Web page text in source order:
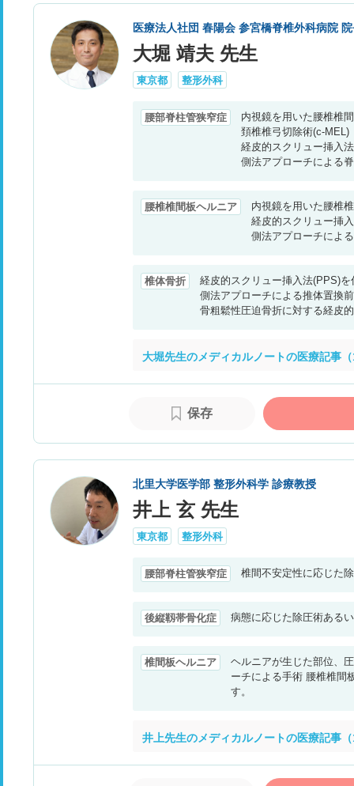
医療法人社団 春陽会 参宮橋脊椎外科病院
大堀 靖夫 先生
東京都 整形外科
腰部脊柱管狭窄症
内視鏡を用いた腰椎椎
頚椎椎弓切除術(c-MEL)
経皮的スクリュー挿入
側法アプローチによる
腰椎椎間板ヘルニア
内視鏡を用いた腰椎
経皮的スクリュー挿
側法アプローチによ
椎体骨折
経皮的スクリュー挿入法(PPS)
側法アプローチによる推体置換
骨粗鬆性圧迫骨折に対する経皮
大堀先生のメディカルノートの医療記事
保存
北里大学医学部 整形外科学 診療教授
井上 玄 先生
東京都 整形外科
腰部脊柱管狭窄症 椎間不安定性に応じた
後縦靱帯骨化症 病態に応じた除圧術ある
椎間板ヘルニア
ヘルニアが生じた部位、
ーチによる手術 腰椎椎間
す。
井上先生のメディカルノートの医療記事